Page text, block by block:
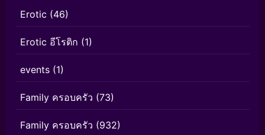
Erotic (46)
Erotic อีโรติก (1)
events (1)
Family ครอบครัว (73)
Family ครอบครัว (932)